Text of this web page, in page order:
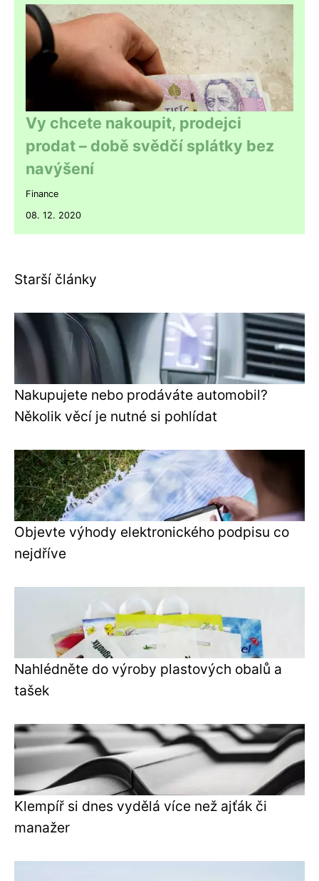
Vy chcete nakoupit, prodejci
prodat – době svědčí splátky bez
navýšení
Finance
08. 12. 2020
Starší články
Nakupujete nebo prodáváte automobil?
Několik věcí je nutné si pohlídat
Objevte výhody elektronického podpisu co
nejdříve
Nahlédněte do výroby plastových obalů a
tašek
Klempíř si dnes vydělá více než ajťák či
manažer